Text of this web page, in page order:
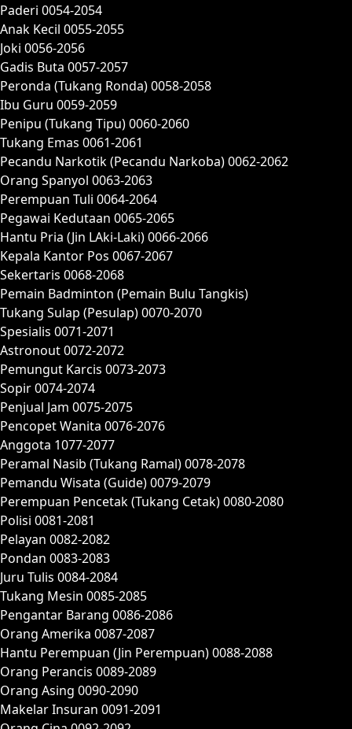
Paderi 0054-2054
Anak Kecil 0055-2055
Joki 0056-2056
Gadis Buta 0057-2057
Peronda (Tukang Ronda) 0058-2058
Ibu Guru 0059-2059
Penipu (Tukang Tipu) 0060-2060
Tukang Emas 0061-2061
Pecandu Narkotik (Pecandu Narkoba) 0062-2062
Orang Spanyol 0063-2063
Perempuan Tuli 0064-2064
Pegawai Kedutaan 0065-2065
Hantu Pria (Jin LAki-Laki) 0066-2066
Kepala Kantor Pos 0067-2067
Sekertaris 0068-2068
Pemain Badminton (Pemain Bulu Tangkis)
Tukang Sulap (Pesulap) 0070-2070
Spesialis 0071-2071
Astronout 0072-2072
Pemungut Karcis 0073-2073
Sopir 0074-2074
Penjual Jam 0075-2075
Pencopet Wanita 0076-2076
Anggota 1077-2077
Peramal Nasib (Tukang Ramal) 0078-2078
Pemandu Wisata (Guide) 0079-2079
Perempuan Pencetak (Tukang Cetak) 0080-2080
Polisi 0081-2081
Pelayan 0082-2082
Pondan 0083-2083
Juru Tulis 0084-2084
Tukang Mesin 0085-2085
Pengantar Barang 0086-2086
Orang Amerika 0087-2087
Hantu Perempuan (Jin Perempuan) 0088-2088
Orang Perancis 0089-2089
Orang Asing 0090-2090
Makelar Insuran 0091-2091